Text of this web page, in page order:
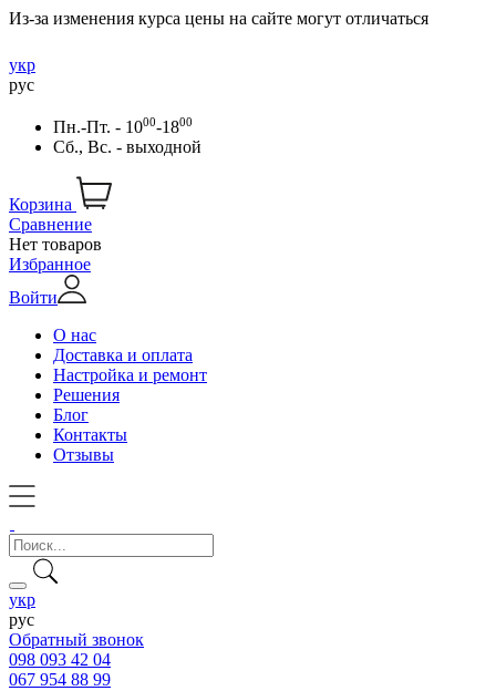
Из-за изменения курса цены на сайте могут отличаться
укр
рус
Пн.-Пт. - 1000-1800
Сб., Вс. - выходной
Корзина
Сравнение
Нет товаров
Избранное
Войти
О нас
Доставка и оплата
Настройка и ремонт
Решения
Блог
Контакты
Отзывы
укр
рус
Обратный звонок
098 093 42 04
067 954 88 99